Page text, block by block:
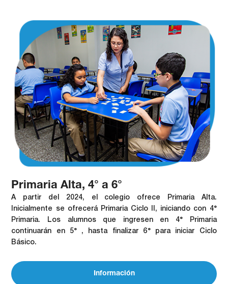
Primaria Alta, 4° a 6°
A partir del 2024, el colegio ofrece Primaria Alta.
Inicialmente se ofrecerá Primaria Ciclo II, iniciando con 4°
Primaria. Los alumnos que ingresen en 4° Primaria
continuarán en 5° , hasta finalizar 6° para iniciar Ciclo
Básico.
Información